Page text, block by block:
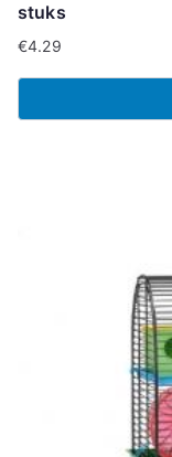
stuks
€4.29